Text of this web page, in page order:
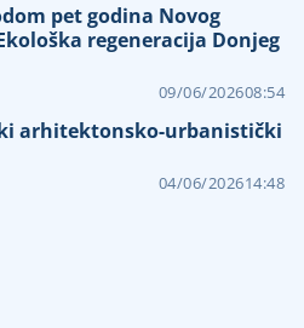
pet godina Novog
regeneracija Donjeg
09/06/202608:54
arhitektonsko-urbanistički
04/06/202614:48